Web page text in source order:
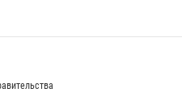
образования